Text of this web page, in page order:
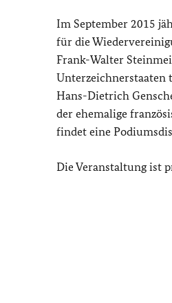
Im September 2015
für die
Frank-Walter
Unterzeichnerstaaten
Hans-Dietrich
der ehemalige
findet eine
Die Veranstaltung ist